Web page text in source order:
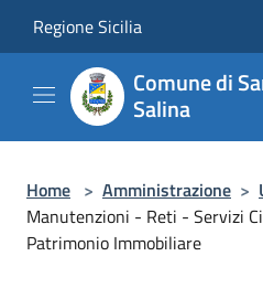
Regione Sicilia
Comune di
Salina
Home > Amministrazione >
Manutenzioni - Reti - Servizi
Patrimonio Immobiliare